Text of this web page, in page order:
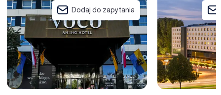
Dodaj do zapytania